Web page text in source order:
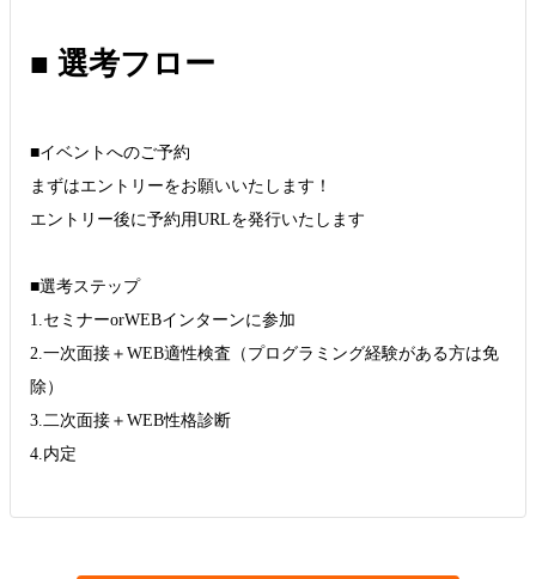
■ 選考フロー
■イベントへのご予約
まずはエントリーをお願いいたします！
エントリー後に予約用URLを発行いたします
■選考ステップ
1.セミナーorWEBインターンに参加
2.一次面接＋WEB適性検査（プログラミング経験がある方は免
除）
3.二次面接＋WEB性格診断
4.内定